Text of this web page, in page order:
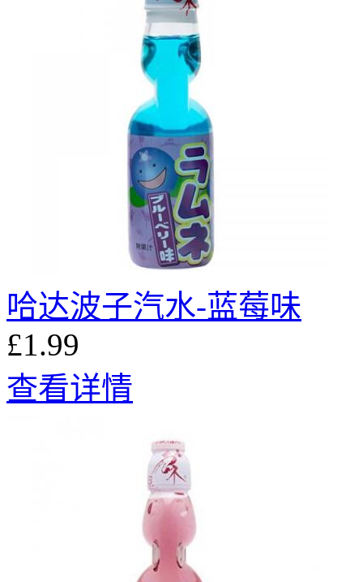
哈达波子汽水-蓝莓味
£1.99
查看详情